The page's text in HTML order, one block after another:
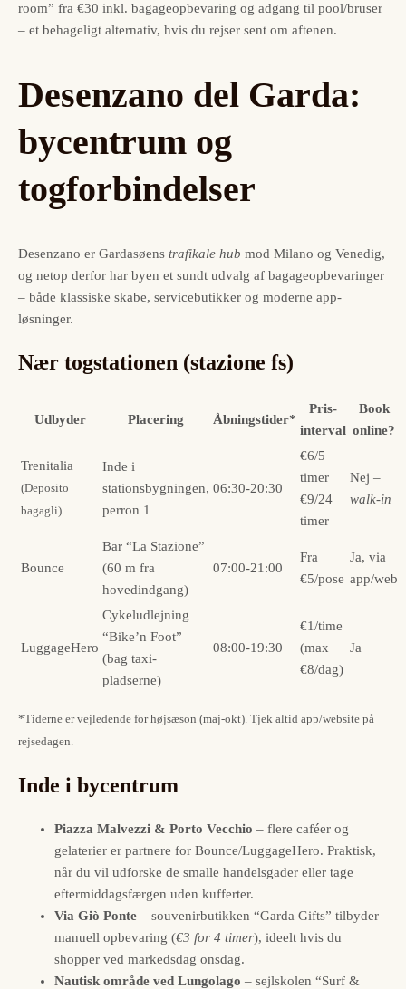
room” fra €30 inkl. bagageopbevaring og adgang til pool/bruser
– et behageligt alternativ, hvis du rejser sent om aftenen.
Desenzano del Garda:
bycentrum og
togforbindelser
Desenzano er Gardasøens trafikale hub mod Milano og Venedig,
og netop derfor har byen et sundt udvalg af bagageopbevaringer
– både klassiske skabe, servicebutikker og moderne app-
løsninger.
Nær togstationen (stazione fs)
Udbyder Placering Åbningstider*
Pris-
interval
Book
online?
Trenitalia
(Deposito
bagagli)
Inde i
stationsbygningen,
perron 1
06:30-20:30
€6/5
timer
€9/24
timer
Nej –
walk-in
Bounce
Bar “La Stazione”
(60 m fra
hovedindgang)
07:00-21:00
Fra
€5/pose
Ja, via
app/web
LuggageHero
Cykeludlejning
“Bike’n Foot”
(bag taxi-
pladserne)
08:00-19:30
€1/time
(max
€8/dag)
Ja
*Tiderne er vejledende for højsæson (maj-okt). Tjek altid app/website på
rejsedagen.
Inde i bycentrum
Piazza Malvezzi & Porto Vecchio – flere caféer og
gelaterier er partnere for Bounce/LuggageHero. Praktisk,
når du vil udforske de smalle handelsgader eller tage
eftermiddagsfærgen uden kufferter.
Via Giò Ponte – souvenirbutikken “Garda Gifts” tilbyder
manuell opbevaring (€3 for 4 timer), ideelt hvis du
shopper ved markedsdag onsdag.
Nautisk område ved Lungolago – sejlskolen “Surf &